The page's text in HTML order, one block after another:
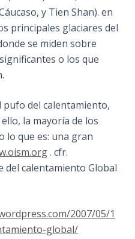
y Tien Shan). en
principales glaciares del
se miden sobre
o los que
pufo del calentamiento,
la mayoría de los
lo que es: una gran
. cfr.
del calentamiento Global
2007/05/1
global/